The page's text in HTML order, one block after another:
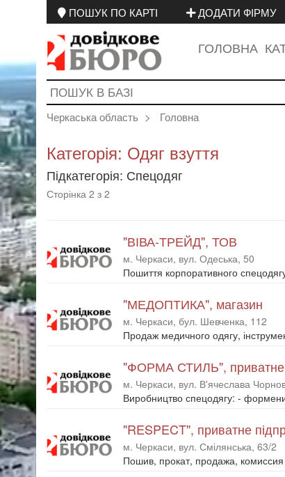
ПОШУК ПО КАРТІ ДОДАТИ ФІРМУ
ГОЛОВНА
Черкаська область Головна
Категорія: Одяг взуття
Підкатегорія: Спецодяг
Сторінка 2 з 2
"ВІВА-ТРЕЙД", ТОВ
м. Черкаси, вул. Одеська, 50
Пошиття корпоративного
"МЕДОПТИКА", магазин
м. Черкаси, бул. Шевченка, 112
Продаж медичного одягу,
"ФОРМА СТИЛЬ", приватне
м. Черкаси, вул. В'ячеслава
Виробництво спецодягу: -
"RESPECT", приватне
м. Черкаси, вул. Смілянська, 63/2
Пошив, прокат, продажа,